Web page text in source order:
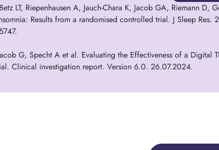
LT, Riepenhausen A, Jauch-Chara K, Jacob GA, Riemann
Results from a randomised controlled trial. J Sleep
G, Specht A et al. Evaluating the Effectiveness of a Digital
Clinical investigation report. Version 6.0. 26.07.2024.